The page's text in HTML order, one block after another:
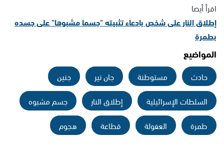
اقرأ أيضا
إطلاق النار على شخص بادعاء تثبيته "جسما مشبوها" على جسده
بطمرة
المواضيع
حادث مستوطنة جان نير
جنين
السلطات الإسرائيلية
إطلاق النار
جسم مشبوه
طمرة
العفولة قطاعة هجوم